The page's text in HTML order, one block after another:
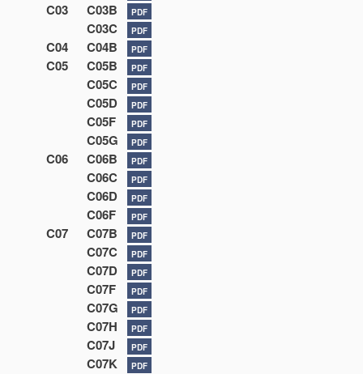
C03 C03B PDF
C03C PDF
C04 C04B PDF
C05 C05B PDF
C05C PDF
C05D PDF
C05F PDF
C05G PDF
C06 C06B PDF
C06C PDF
C06D PDF
C06F PDF
C07 C07B PDF
C07C PDF
C07D PDF
C07F PDF
C07G PDF
C07H PDF
C07J PDF
C07K PDF